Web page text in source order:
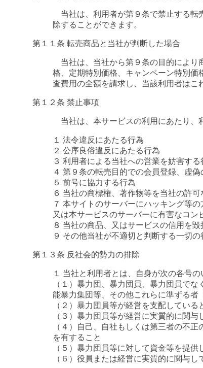
当社は、利用者が第９条で禁止する転
除することができます。
第１１条 転売商品と当社が判断した場合
当社は、当社から第９条の目的により
格、定期特別価格、キャンペーン特別
査費用の全額を請求し、当該利用者はこ
第１２条 禁止事項
当社は、本サービスの利用にあたり、
１ 法令違反にあたる行為
２ 公序良俗違反にあたる行為
３ 利用者による当社への営業を妨害する
４ 第９条の転売目的での会員登録、虚
５ 前号に協力する行為
６ 当社の商標権、著作物等を当社の許
７ 本サイトのサーバーにハッキング等
又は本サービスのサーバーに有害なコ
８ 当社の商品、又はサービスの信用を毀
９ その他当社が不適切と判断する一切の
第１３条 反社会的勢力の排除
１ 当社と利用者とは、自身が次の各号
（１）暴力団、暴力団員、暴力団員で
能暴力集団等、その他これらに準ずる者
（２）暴力団員等が経営を支配してい
（３）暴力団員等が経営に実質的に関
（４）自己、自社もしくは第三者の不
を有すること
（５）暴力団員等に対して資金等を提
（６）役員または経営に実質的に関与